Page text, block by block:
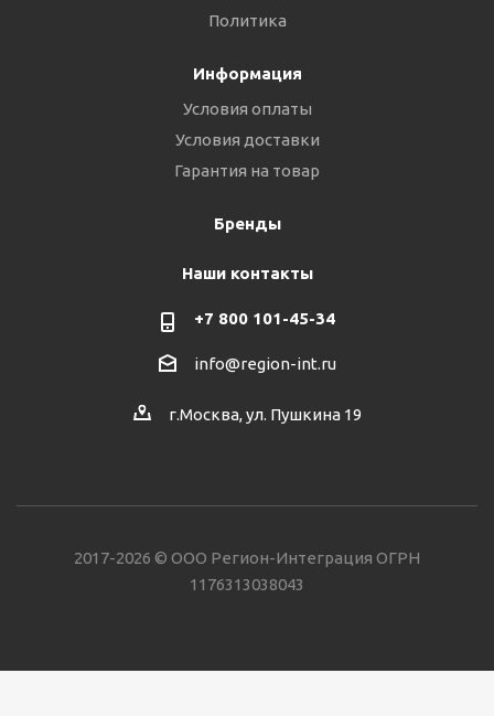
Политика
Информация
Условия оплаты
Условия доставки
Гарантия на товар
Бренды
Наши контакты
+7 800 101-45-34
info@region-int.ru
г.Москва, ул. Пушкина 19
2017-2026 © ООО Регион-Интеграция ОГРН
1176313038043